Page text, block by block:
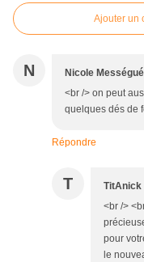
Ajouter un
N Nicole Mességué
<br /> on peut
quelques dés de
Répondre
T TitAnick
<br />
pour
le